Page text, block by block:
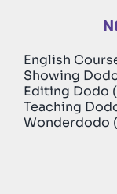
English
Showing
Editing Dodo
Teaching
Wonderdodo